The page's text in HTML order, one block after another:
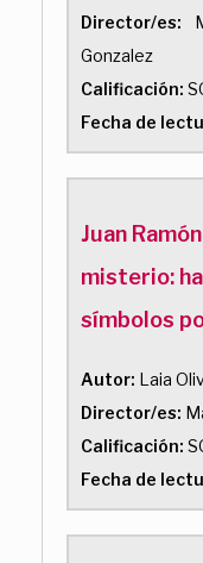
Director/es:
Gonzalez
Calificación:
Fecha de
Juan
misterio:
símbolos
Autor: Laia
Director/es:
Calificación:
Fecha de